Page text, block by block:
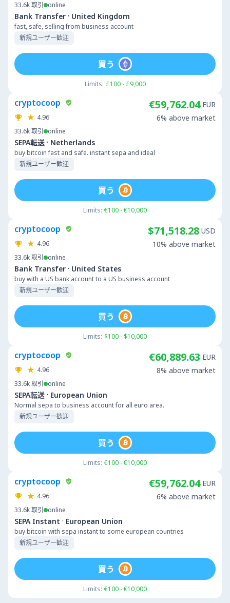
33.6k取引 online
Bank Transfer · United Kingdom
fast, safe, selling from business account
新規ユーザー歓迎
Limits: £100 - £9,000
買う
cryptocoop
4.96
33.6k取引 online
SEPA転送 · Netherlands
buy bitcoin fast and safe. instant sepa and ideal
新規ユーザー歓迎
€59,762.04 EUR
6% above market
Limits: €100 - €10,000
買う
cryptocoop
4.96
33.6k取引 online
Bank Transfer · United States
buy with a US bank account to a US business account
新規ユーザー歓迎
$71,518.28 USD
10% above market
Limits: $100 - $10,000
買う
cryptocoop
4.96
33.6k取引 online
SEPA転送 · European Union
Normal sepa to business account for all euro area.
新規ユーザー歓迎
€60,889.63 EUR
8% above market
Limits: €100 - €10,000
買う
cryptocoop
4.96
33.6k取引 online
SEPA Instant · European Union
buy bitcoin with sepa instant to some european countries
新規ユーザー歓迎
€59,762.04 EUR
6% above market
Limits: €100 - €10,000
買う